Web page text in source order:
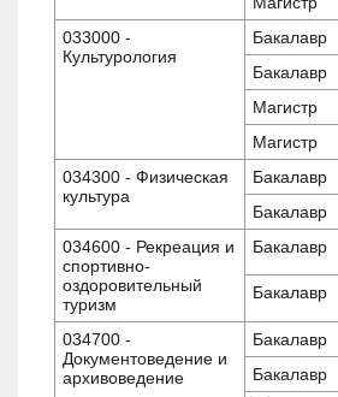
033000 -
Культурология
Бакалавр
Бакалавр
Магистр
Магистр
034300 - Физическая
культура
Бакалавр
Бакалавр
034600 - Рекреация и
спортивно-
оздоровительный
туризм
Бакалавр
Бакалавр
034700 -
Документоведение и
архивоведение
Бакалавр
Бакалавр